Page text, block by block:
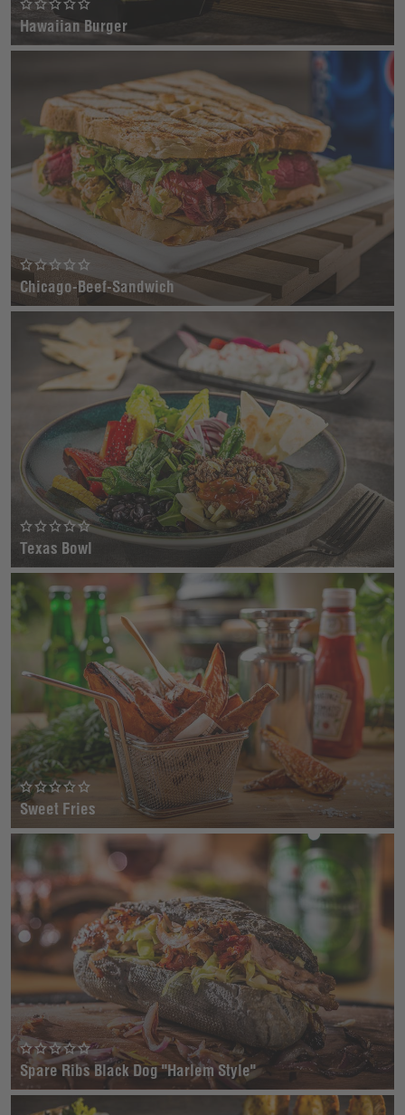
Hawaiian Burger
Chicago-Beef-Sandwich
Texas Bowl
Sweet Fries
Spare Ribs Black Dog "Harlem Style"